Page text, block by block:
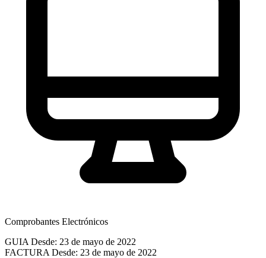
Comprobantes Electrónicos
GUIA Desde: 23 de mayo de 2022
FACTURA Desde: 23 de mayo de 2022